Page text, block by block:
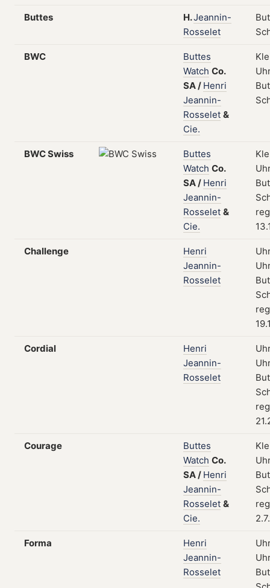
Buttes H.Jeannin-
Rosselet
BWC
Buttes
Watch Co.
SA/ Henri
Jeannin-
Rosselet &
Cie.
BWC Swiss
Buttes
Watch Co.
SA/ Henri
Jeannin-
Rosselet &
Cie.
Challenge
Henri
Jeannin-
Rosselet
Cordial
Henri
Jeannin-
Rosselet
Courage
Buttes
Watch Co.
SA/ Henri
Jeannin-
Rosselet &
Cie.
Forma
Henri
Jeannin-
Rosselet